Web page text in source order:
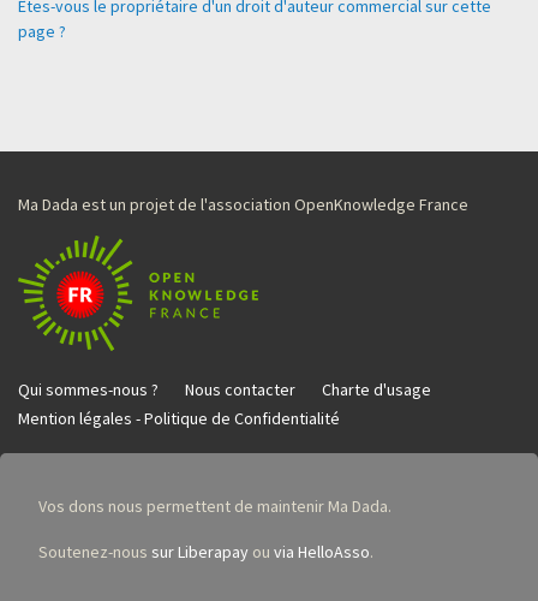
Êtes-vous le propriétaire d'un droit d'auteur commercial sur cette
page ?
Ma Dada est un projet de l'association OpenKnowledge France
Qui sommes-nous ? Nous contacter
Charte d'usage
Mention légales - Politique de Confidentialité
Vos dons nous permettent de maintenir Ma Dada.
Soutenez-nous sur Liberapay ou via HelloAsso.